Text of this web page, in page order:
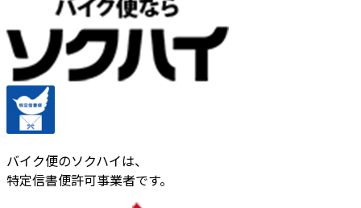
バイク便のソクハイは、
特定信書便許可事業者です。